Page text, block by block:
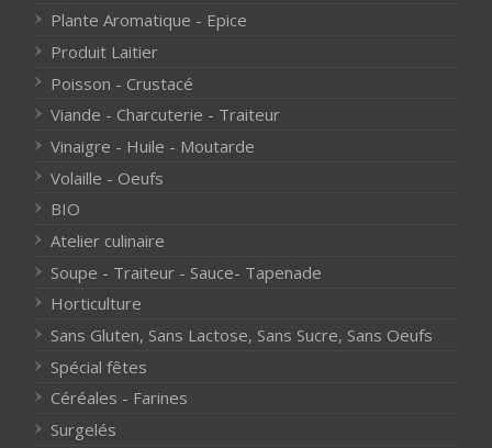
Plante Aromatique - Epice
Produit Laitier
Poisson - Crustacé
Viande - Charcuterie - Traiteur
Vinaigre - Huile - Moutarde
Volaille - Oeufs
BIO
Atelier culinaire
Soupe - Traiteur - Sauce- Tapenade
Horticulture
Sans Gluten, Sans Lactose, Sans Sucre, Sans Oeufs
Spécial fêtes
Céréales - Farines
Surgelés